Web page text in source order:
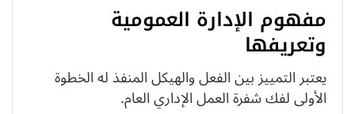
مفهوم الإدارة العمومية
وتعريفها
يعتبر التمييز بين الفعل والهيكل المنفذ له الخطوة
الأولى لفك شفرة العمل الإداري العام.